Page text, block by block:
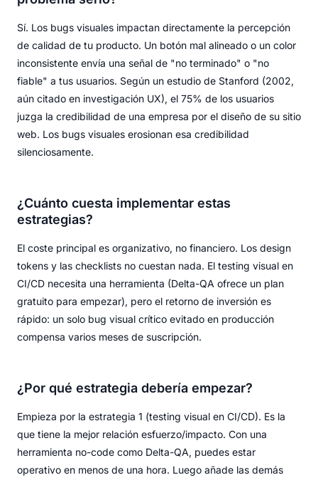
Sí. Los bugs visuales impactan directamente la percepción
de calidad de tu producto. Un botón mal alineado o un color
inconsistente envía una señal de "no terminado" o "no
fiable" a tus usuarios. Según un estudio de Stanford (2002,
aún citado en investigación UX), el 75% de los usuarios
juzga la credibilidad de una empresa por el diseño de su sitio
web. Los bugs visuales erosionan esa credibilidad
silenciosamente.
¿Cuánto cuesta implementar estas
estrategias?
El coste principal es organizativo, no financiero. Los design
tokens y las checklists no cuestan nada. El testing visual en
CI/CD necesita una herramienta (Delta-QA ofrece un plan
gratuito para empezar), pero el retorno de inversión es
rápido: un solo bug visual crítico evitado en producción
compensa varios meses de suscripción.
¿Por qué estrategia debería empezar?
Empieza por la estrategia 1 (testing visual en CI/CD). Es la
que tiene la mejor relación esfuerzo/impacto. Con una
herramienta no-code como Delta-QA, puedes estar
operativo en menos de una hora. Luego añade las demás